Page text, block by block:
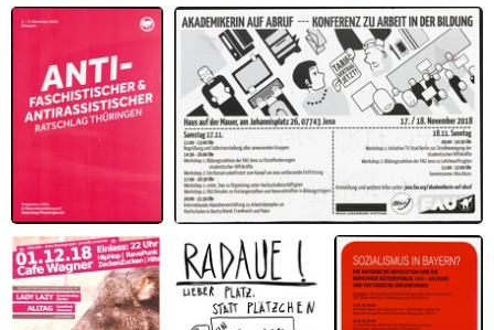
Wandertag zur
Bakuninhütte
Alternative
Orientierungstage
2018
Nächste Ecke Links
2018
28.
Antifaschistischer
und
Antirassistischer
Ratschlag
Akademikerin auf Abruf -- Konferenz zu
Arbeit in der Bildung